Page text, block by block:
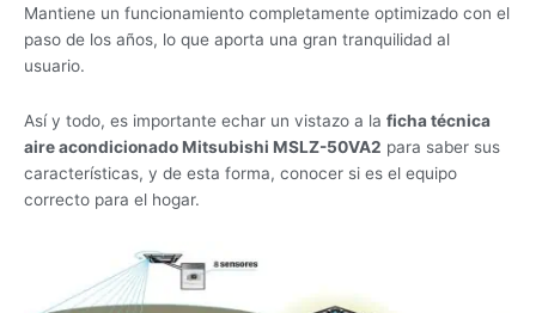
Mantiene un funcionamiento completamente optimizado con el
paso de los años, lo que aporta una gran tranquilidad al
usuario.
Así y todo, es importante echar un vistazo a la ficha técnica
aire acondicionado Mitsubishi MSLZ-50VA2 para saber sus
características, y de esta forma, conocer si es el equipo
correcto para el hogar.